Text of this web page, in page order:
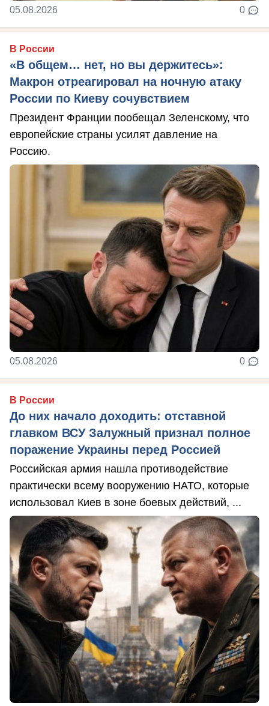
05.08.2026 0
В России
«В общем… нет, но вы держитесь»:
Макрон отреагировал на ночную атаку
России по Киеву сочувствием
Президент Франции пообещал Зеленскому, что
европейские страны усилят давление на
Россию.
05.08.2026 0
В России
До них начало доходить: отставной
главком ВСУ Залужный признал полное
поражение Украины перед Россией
Российская армия нашла противодействие
практически всему вооружению НАТО, которые
использовал Киев в зоне боевых действий, ...